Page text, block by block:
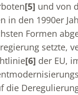
[5] und von
in den 1990er
Formen
setzte,
[6] der EU,
die